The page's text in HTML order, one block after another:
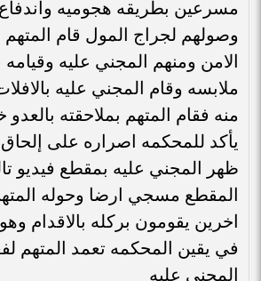
مسرعين بطريقه هجوميه
وصولهم لجراج المول قام المتهم
الامن ومنهم المجني عليه
ملابسه وقام المجني عليه
منه فقام المتهم بملاحقته
يأكد للمحكمه اصراره على إلحاق
ظهر المجني عليه بمقطع فيديو
المقطع مسجي ارضا وحوله
اخرين يقومون بركله بالاقدام
في يقين المحكمه تعمد المتهم
المجني عليه